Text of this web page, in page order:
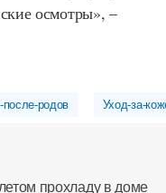
осмотры», –
родов Уход-за-